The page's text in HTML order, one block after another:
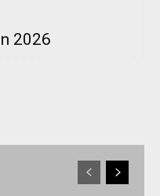
2026